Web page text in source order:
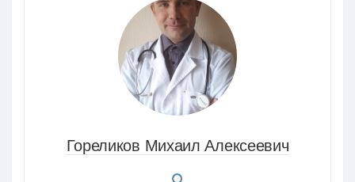
Гореликов Михаил Алексеевич